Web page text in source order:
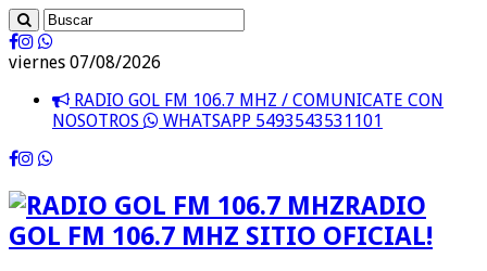
viernes 07/08/2026
RADIO GOL FM 106.7 MHZ / COMUNICATE CON
NOSOTROS
WHATSAPP 5493543531101
RADIO
GOL FM 106.7 MHZ SITIO OFICIAL!